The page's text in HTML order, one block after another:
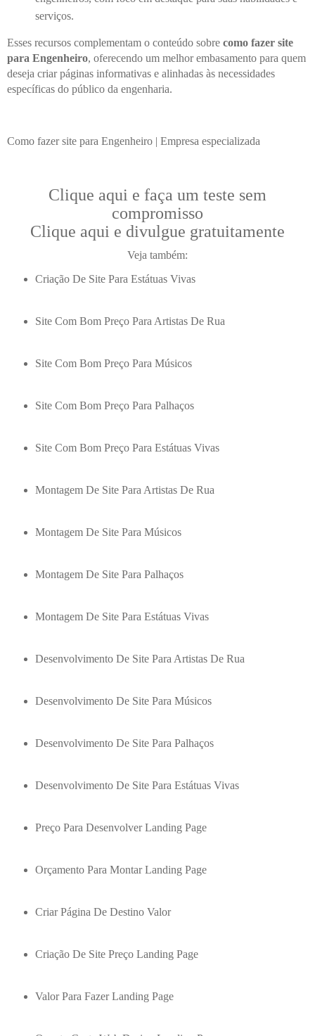
serviços.
Esses recursos complementam o conteúdo sobre como fazer site
para Engenheiro, oferecendo um melhor embasamento para quem
deseja criar páginas informativas e alinhadas às necessidades
específicas do público da engenharia.
Como fazer site para Engenheiro | Empresa especializada
Clique aqui e faça um teste sem
compromisso
Clique aqui e divulgue gratuitamente
Veja também:
Criação De Site Para Estátuas Vivas
Site Com Bom Preço Para Artistas De Rua
Site Com Bom Preço Para Músicos
Site Com Bom Preço Para Palhaços
Site Com Bom Preço Para Estátuas Vivas
Montagem De Site Para Artistas De Rua
Montagem De Site Para Músicos
Montagem De Site Para Palhaços
Montagem De Site Para Estátuas Vivas
Desenvolvimento De Site Para Artistas De Rua
Desenvolvimento De Site Para Músicos
Desenvolvimento De Site Para Palhaços
Desenvolvimento De Site Para Estátuas Vivas
Preço Para Desenvolver Landing Page
Orçamento Para Montar Landing Page
Criar Página De Destino Valor
Criação De Site Preço Landing Page
Valor Para Fazer Landing Page